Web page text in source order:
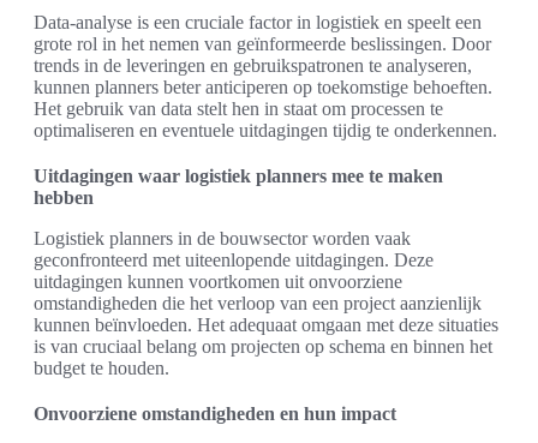
Data-analyse is een cruciale factor in logistiek en speelt een
grote rol in het nemen van geïnformeerde beslissingen. Door
trends in de leveringen en gebruikspatronen te analyseren,
kunnen planners beter anticiperen op toekomstige behoeften.
Het gebruik van data stelt hen in staat om processen te
optimaliseren en eventuele uitdagingen tijdig te onderkennen.
Uitdagingen waar logistiek planners mee te maken
hebben
Logistiek planners in de bouwsector worden vaak
geconfronteerd met uiteenlopende uitdagingen. Deze
uitdagingen kunnen voortkomen uit onvoorziene
omstandigheden die het verloop van een project aanzienlijk
kunnen beïnvloeden. Het adequaat omgaan met deze situaties
is van cruciaal belang om projecten op schema en binnen het
budget te houden.
Onvoorziene omstandigheden en hun impact